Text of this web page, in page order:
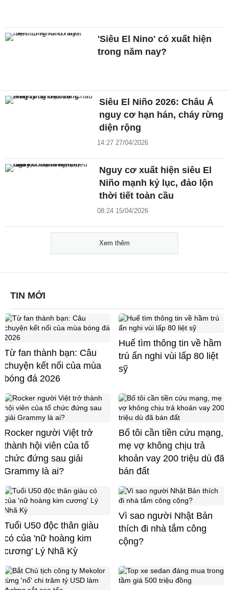
'Siêu El Nino' có xuất hiện
trong năm nay?
Siêu El Niño 2026: Châu Á
nguy cơ hạn hán, cháy rừng
diện rộng
14:27 27/04/2026
Nguy cơ xuất hiện siêu El
Niño mạnh kỷ lục, đảo lộn
thời tiết toàn cầu
08:24 15/04/2026
Xem thêm
TIN MỚI
Từ fan thành bạn: Câu
chuyện kết nối của mùa
bóng đá 2026
Huế tìm thông tin về hầm
trú ẩn nghi vùi lấp 80 liệt
sỹ
Rocker người Việt trở
thành hội viên của tổ
chức đứng sau giải
Grammy là ai?
Bố tôi cần tiền cứu mạng,
mẹ vợ không chịu trả
khoản vay 200 triệu dù đã
bán đất
Tuổi U50 độc thân giàu
có của 'nữ hoàng kim
cương' Lý Nhã Kỳ
Vì sao người Nhật Bản
thích đi nhà tắm công
cộng?